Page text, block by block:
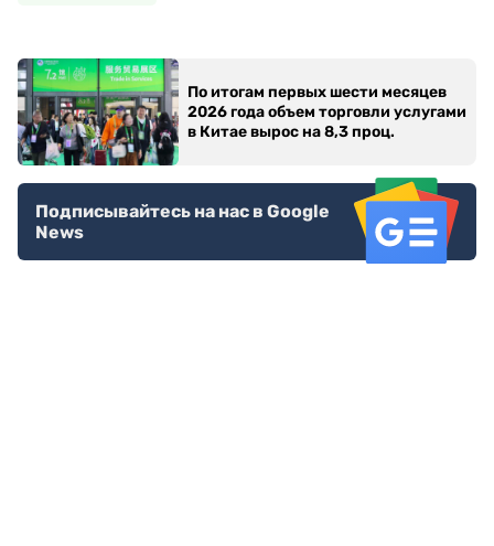
По итогам первых шести месяцев
2026 года объем торговли услугами
в Китае вырос на 8,3 проц.
Подписывайтесь на нас в Google
News